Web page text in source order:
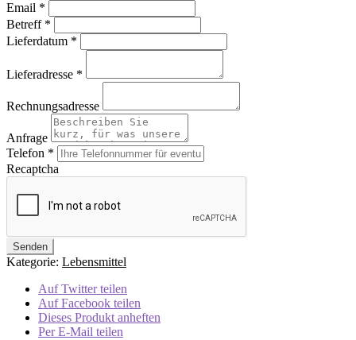
Email *
Betreff *
Lieferdatum *
Lieferadresse *
Rechnungsadresse
Anfrage
Telefon *
Recaptcha
Kategorie: Lebensmittel
Auf Twitter teilen
Auf Facebook teilen
Dieses Produkt anheften
Per E-Mail teilen